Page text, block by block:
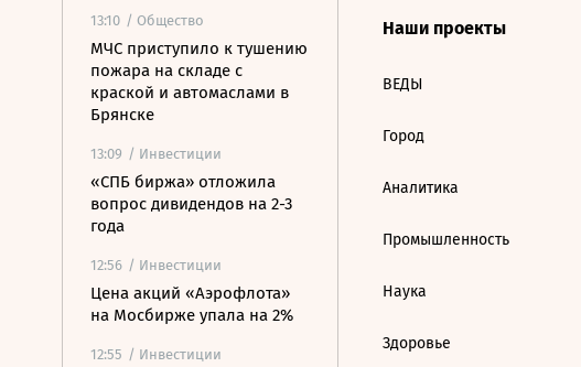
13:10 / Общество
МЧС приступило к тушению
пожара на складе с
краской и автомаслами в
Брянске
13:09 / Инвестиции
«СПБ биржа» отложила
вопрос дивидендов на 2-3
года
12:56 / Инвестиции
Цена акций «Аэрофлота»
на Мосбирже упала на 2%
12:55 / Инвестиции
Наши проекты
ВЕДЫ
Город
Аналитика
Промышленность
Наука
Здоровье